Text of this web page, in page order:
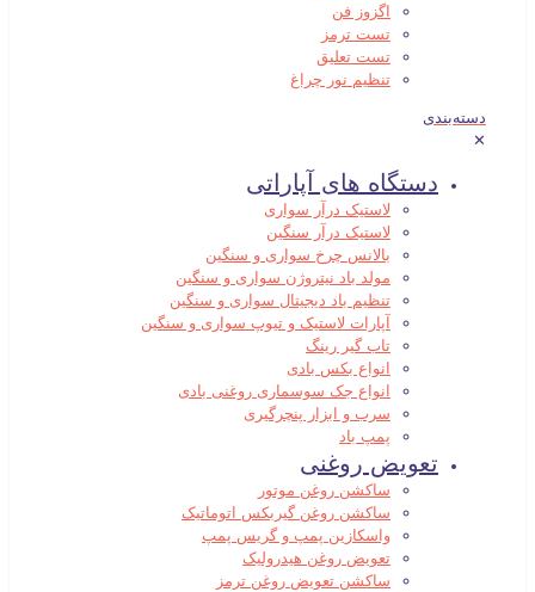
اگزوز فن
تست ترمز
تست تعلیق
تنظیم نور چراغ
دسته‌بندی
✕
دستگاه های آپاراتی
لاستیک درآر سواری
لاستیک درآر سنگین
بالانس چرخ سواری و سنگین
مولد باد نیتروژن سواری و سنگین
تنظیم باد دیجیتال سواری و سنگین
آپارات لاستیک و تیوپ سواری و سنگین
تاب گیر رینگ
انواع بکس بادی
انواع جک سوسماری روغنی بادی
سرب و ابزار پنچرگیری
پمپ باد
تعویض روغنی
ساکشن روغن موتور
ساکشن روغن گیربکس اتوماتیک
واسکازین پمپ و گریس پمپ
تعویض روغن هیدرولیک
ساکشن تعویض روغن ترمز